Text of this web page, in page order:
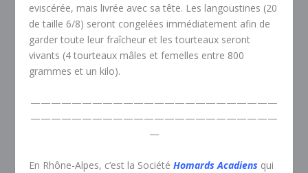
eviscérée, mais livrée avec sa tête. Les langoustines (20
de taille 6/8) seront congelées immédiatement afin de
garder toute leur fraîcheur et les tourteaux seront
vivants (4 tourteaux mâles et femelles entre 800
grammes et un kilo).
————————————————————————
————————————————————————
—
En Rhône-Alpes, c’est la SociétéHomards Acadiens qui